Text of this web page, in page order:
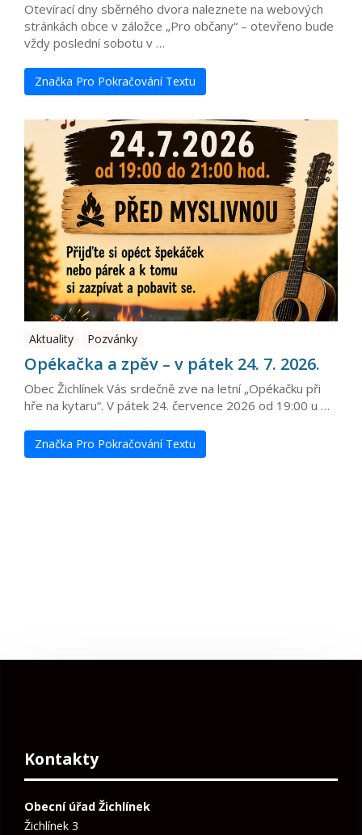
Otevírací dny sběrného dvora naleznete na webových
stránkách obce v záložce „Pro občany“ – otevřeno bude
vždy poslední sobotu v …
Značka Pro Pokračování Textu
Aktuality Pozvánky
Opékačka a zpěv – v pátek 24. 7. 2026.
Obec Žichlínek Vás srdečně zve na letní „Opékačku při
hře na kytaru“. V pátek 24. července 2026 od 19:00 u …
Značka Pro Pokračování Textu
Kontakty
Obecní úřad Žichlínek
Žichlínek 3